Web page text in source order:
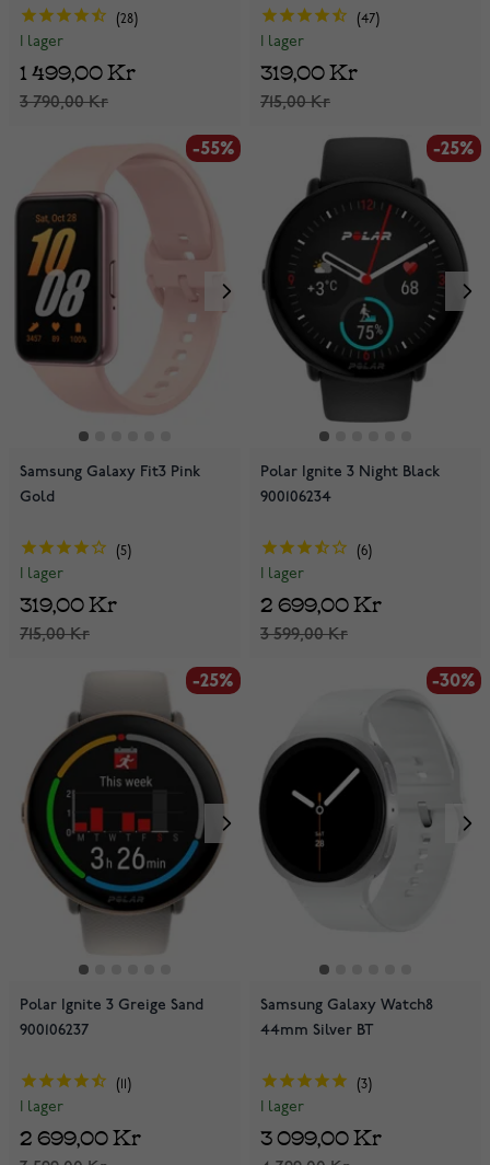
28
I lager
3 790,00 Kr
1 499,00 Kr
47
I lager
715,00 Kr
319,00 Kr
-55%
Samsung Galaxy Fit3 Pink
Gold
5
I lager
715,00 Kr
319,00 Kr
-25%
Polar Ignite 3 Night Black
900106234
6
I lager
3 599,00 Kr
2 699,00 Kr
-25%
Polar Ignite 3 Greige Sand
900106237
I lager
2 699,00 Kr
-30%
Samsung Galaxy Watch8
44mm Silver BT
3
I lager
3 099,00 Kr